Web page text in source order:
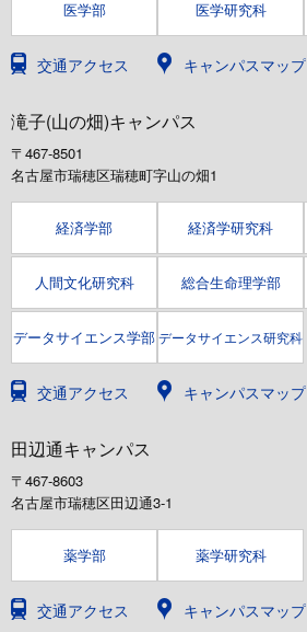
医学部 医学研究科
交通アクセス キャンパスマップ
滝子(山の畑)キャンパス
〒467-8501
名古屋市瑞穂区瑞穂町字山の畑1
経済学部 経済学研究科
人間文化研究科 総合生命理学部
データサイエンス学部データサイエンス研究科
交通アクセス キャンパスマップ
田辺通キャンパス
〒467-8603
名古屋市瑞穂区田辺通3-1
薬学部 薬学研究科
交通アクセス キャンパスマップ